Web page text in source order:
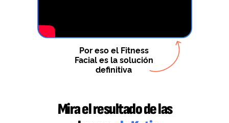
Por eso el Fitness
Facial es la solución
definitiva
Mira el resultado de las